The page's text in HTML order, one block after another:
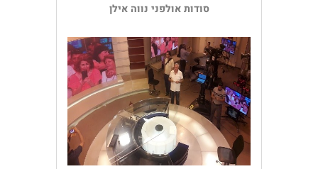
סודות אולפני נווה אילן